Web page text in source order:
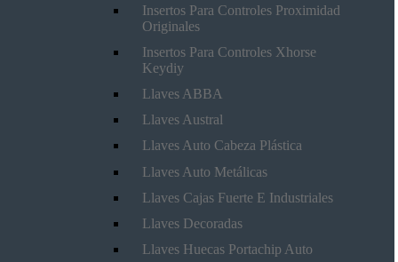
Insertos Para Controles Proximidad
Originales
Insertos Para Controles Xhorse
Keydiy
Llaves ABBA
Llaves Austral
Llaves Auto Cabeza Plástica
Llaves Auto Metálicas
Llaves Cajas Fuerte E Industriales
Llaves Decoradas
Llaves Huecas Portachip Auto